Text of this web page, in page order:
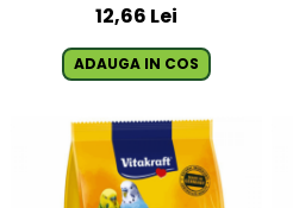
12,66 Lei
ADAUGA IN COS